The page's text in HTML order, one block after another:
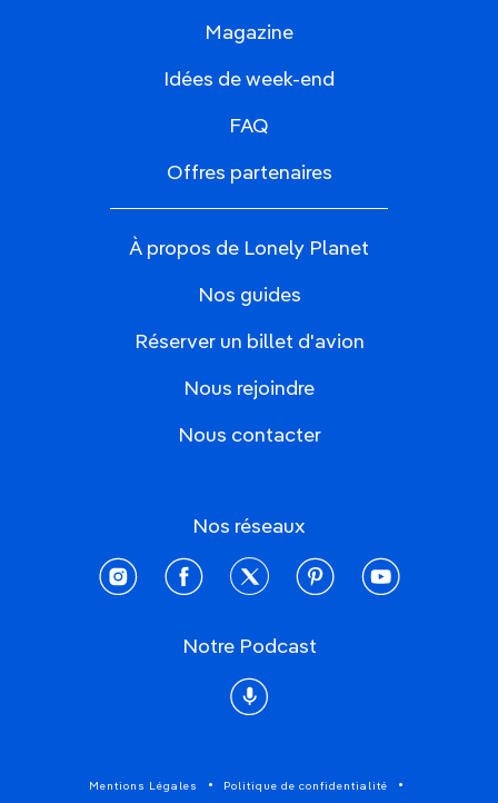
Magazine
Idées de week-end
FAQ
Offres partenaires
À propos de Lonely Planet
Nos guides
Réserver un billet d'avion
Nous rejoindre
Nous contacter
Nos réseaux
instagramfacebooktwitter pinterestyoutube
Notre Podcast
Podcast
Mentions Légales Politique de confidentialité